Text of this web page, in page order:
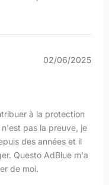
02/06/2025
à la protection
pas la preuve, je
des années et il
Questo AdBlue m'a
de moi.